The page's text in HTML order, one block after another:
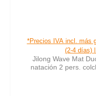
*Precios IVA incl. más
(2-4 días)
Jilong Wave Mat
natación 2 pers.